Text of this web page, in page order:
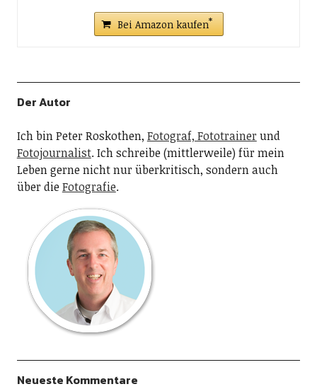
Bei Amazon kaufen
Der Autor
Ich bin Peter Roskothen, Fotograf, Fototrainer und
Fotojournalist. Ich schreibe (mittlerweile) für mein
Leben gerne nicht nur überkritisch, sondern auch
über dieFotografie.
Neueste Kommentare